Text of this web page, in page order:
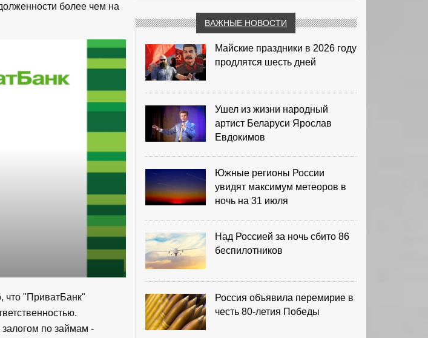
более чем на
что "ПриватБанк"
по займам -
ВАЖНЫЕ НОВОСТИ
Майские праздники в 2026 году
продлятся шесть дней
Ушел из жизни народный
артист Беларуси Ярослав
Евдокимов
Южные регионы России
увидят максимум метеоров в
ночь на 31 июля
Над Россией за ночь сбито 86
беспилотников
Россия объявила перемирие в
честь 80-летия Победы